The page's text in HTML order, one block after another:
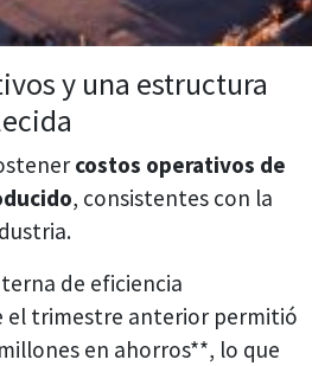
y una estructura
costos operativos de
, consistentes con la
de eficiencia
el trimestre anterior permitió
en ahorros**, lo que